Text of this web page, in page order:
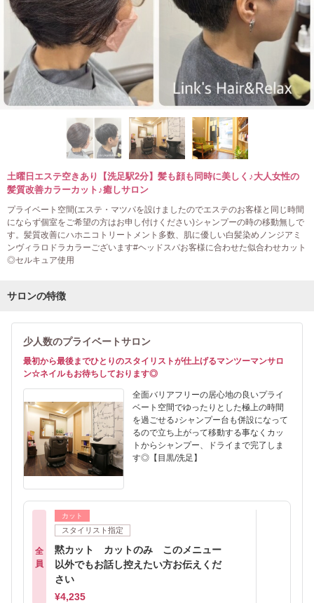
土曜日エステ空きあり【洗足駅2分】髪も顔も同時に美しく♪大人女性の
髪質改善カラーカット♪癒しサロン
プライベート空間(エステ・マツパを設けましたのでエステのお客様と同じ時間
にならず個室をご希望の方はお申し付けください)シャンプーの時の移動無しで
す。髪質改善にハホニコトリートメント多数、肌に優しい白髪染めノンジアミ
ンヴィラロドラカラーございます#ヘッドスパお客様に合わせた似合わせカット
◎セルキュア使用
サロンの特徴
少人数のプライベートサロン
最初から最後までひとりのスタイリストが仕上げるマンツーマンサロ
ン☆ネイルもお待ちしております◎
全面バリアフリーの居心地の良いプライ
ベート空間でゆったりとした極上の時間
を過ごせる♪シャンプー台も併設になって
るので立ち上がって移動する事なくカッ
トからシャンプー、ドライまで完了しま
す◎【目黒/洗足】
全
員
カット
スタイリスト指定
黙カット カットのみ このメニュー
以外でもお話し控えたい方お伝えくだ
さい
¥4,235